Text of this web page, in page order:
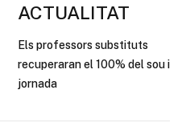
ACTUALITAT
Els professors substituts
recuperaran el 100% del sou i
jornada